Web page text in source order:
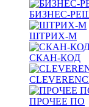
БИЗНЕС-
ШТРИХ-М
СКАН-КОД
ПРОЧЕЕ ПО